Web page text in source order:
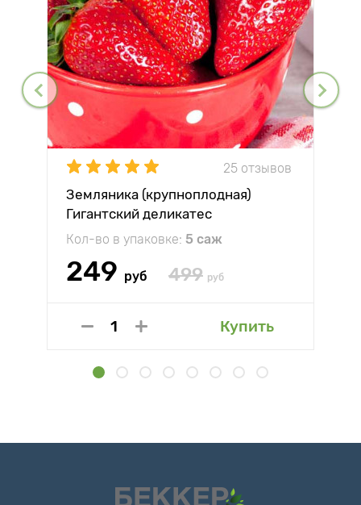
25 отзывов
Земляника (крупноплодная)
Гигантский деликатес
Кол-во в упаковке: 5 саж
249 руб 499 руб
Купить